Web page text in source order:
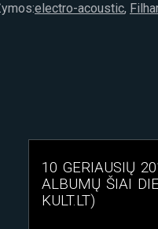
electro-acoustic,
10 GERIAUSIŲ
ALBUMŲ ŠIAI
KULT.LT)